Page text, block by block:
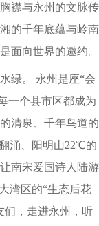
襟与永州的文脉传
的千年底蕴与岭南
面向世界的邀约。
绿。 永州是座“会
一个县市区都成为
清泉、千年鸟道的
涌、阳明山22℃的
南宋爱国诗人陆游
湾区的“生态后花
们，走进永州，听